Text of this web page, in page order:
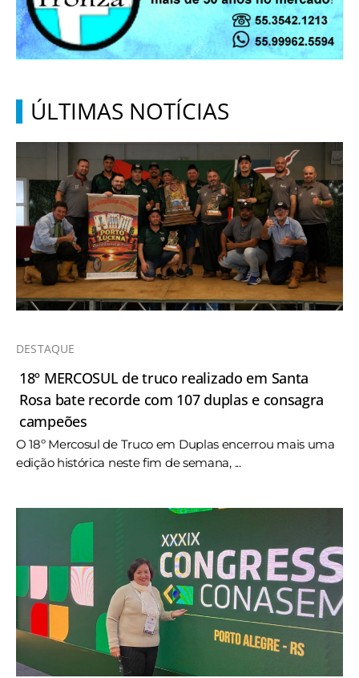
ÚLTIMAS NOTÍCIAS
DESTAQUE
18º MERCOSUL de truco realizado em Santa
Rosa bate recorde com 107 duplas e consagra
campeões
O 18º Mercosul de Truco em Duplas encerrou mais uma
edição histórica neste fim de semana, ...